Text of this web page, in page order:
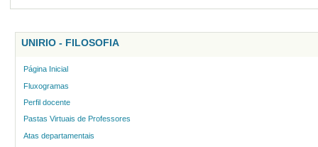
UNIRIO - FILOSOFIA
Página Inicial
Fluxogramas
Perfil docente
Pastas Virtuais de Professores
Atas departamentais